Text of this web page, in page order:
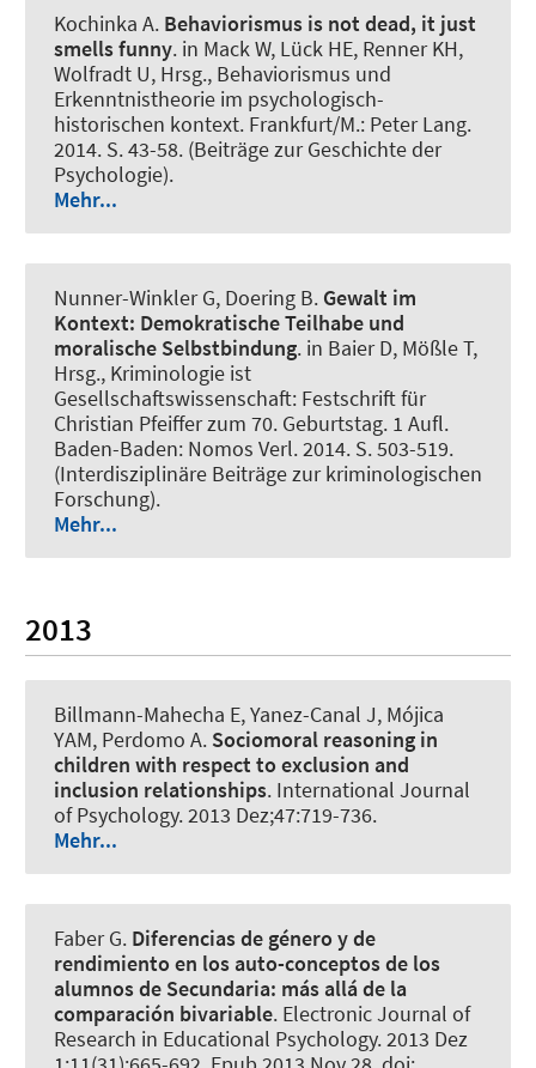
Kochinka A. Behaviorismus is not dead, it just
smells funny. in Mack W, Lück HE, Renner KH,
Wolfradt U, Hrsg., Behaviorismus und
Erkenntnistheorie im psychologisch-
historischen kontext. Frankfurt/M.: Peter Lang.
2014. S. 43-58. (Beiträge zur Geschichte der
Psychologie).
Mehr...
Nunner-Winkler G, Doering B. Gewalt im
Kontext: Demokratische Teilhabe und
moralische Selbstbindung. in Baier D, Mößle T,
Hrsg., Kriminologie ist
Gesellschaftswissenschaft: Festschrift für
Christian Pfeiffer zum 70. Geburtstag. 1 Aufl.
Baden-Baden: Nomos Verl. 2014. S. 503-519.
(Interdisziplinäre Beiträge zur kriminologischen
Forschung).
Mehr...
2013
Billmann-Mahecha E, Yanez-Canal J, Mójica
YAM, Perdomo A. Sociomoral reasoning in
children with respect to exclusion and
inclusion relationships. International Journal
of Psychology. 2013 Dez;47:719-736.
Mehr...
Faber G. Diferencias de género y de
rendimiento en los auto-conceptos de los
alumnos de Secundaria: más allá de la
comparación bivariable. Electronic Journal of
Research in Educational Psychology. 2013 Dez